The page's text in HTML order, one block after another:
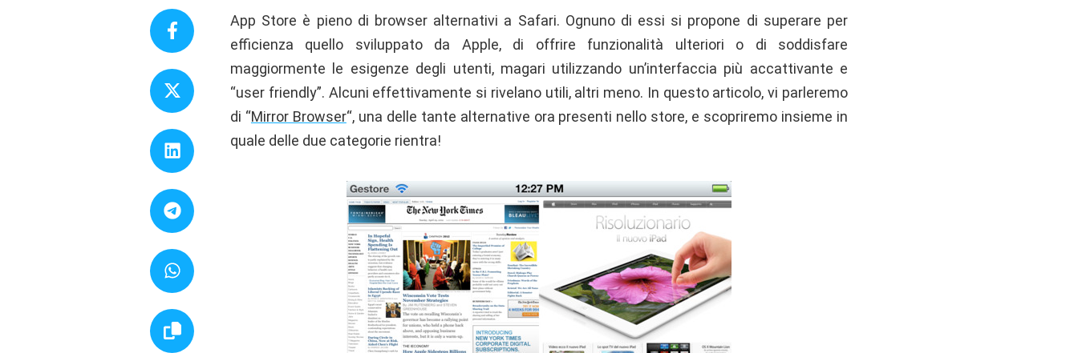
App Store è pieno di browser alternativi a Safari. Ognuno di essi si propone di superare per
efficienza quello sviluppato da Apple, di offrire funzionalità ulteriori o di soddisfare
maggiormente le esigenze degli utenti, magari utilizzando un’interfaccia più accattivante e
“user friendly”. Alcuni effettivamente si rivelano utili, altri meno. In questo articolo, vi parleremo
di “Mirror Browser“, una delle tante alternative ora presenti nello store, e scopriremo insieme in
quale delle due categorie rientra!